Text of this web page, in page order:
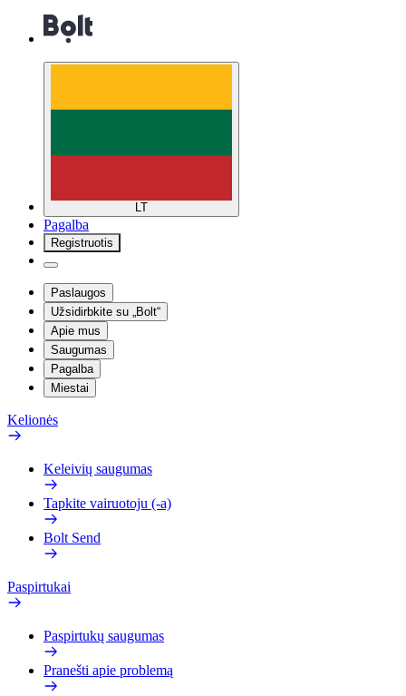
LT
Pagalba
Registruotis
Paslaugos
Užsidirbkite su „Bolt“
Apie mus
Saugumas
Pagalba
Miestai
Kelionės
Keleivių saugumas
Tapkite vairuotoju (-a)
Bolt Send
Paspirtukai
Paspirtukų saugumas
Pranešti apie problemą